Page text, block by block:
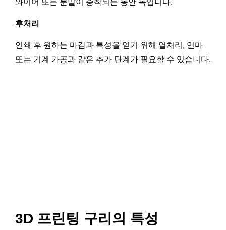
와이어 또는 분말이 증착되는 동안 녹입니다.
후처리
인쇄 후 원하는 마감과 특성을 얻기 위해 열처리, 연마
또는 기계 가공과 같은 추가 단계가 필요할 수 있습니다.
3D 프린팅 구리의 특성